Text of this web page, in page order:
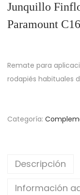
Junquillo
Paramount
Remate para
rodapiés habituales
Categoría:
Descripción
Información